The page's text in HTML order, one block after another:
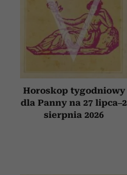
Horoskop tygodniowy
dla Panny na 27 lipca–2
sierpnia 2026